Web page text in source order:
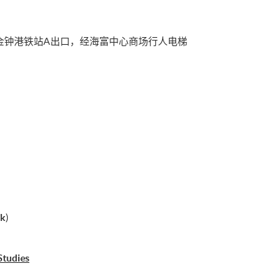
港铁站A出口，经海富中心商场行人电梯
)